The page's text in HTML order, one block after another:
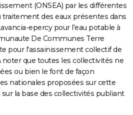
(ONSEA) par les différentes
des eaux présentes dans
epercy pour l'eau potable à
De Communes Terre
pour l'assainissement collectif de
noter que toutes les collectivités ne
ou bien le font de façon
nationales proposées sur cette
la base des collectivités publiant